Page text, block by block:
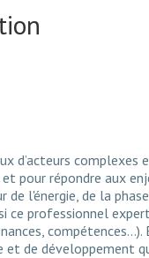
d’acteurs complexes
pour répondre aux
l'énergie, de la
ce professionnel
et de développement